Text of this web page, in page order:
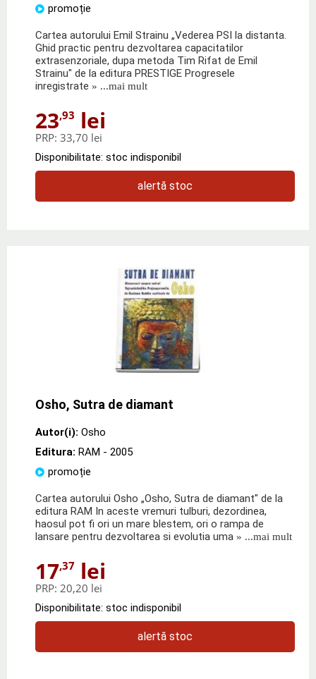
promoție
Cartea autorului Emil Strainu „Vederea PSI la distanta.
Ghid practic pentru dezvoltarea capacitatilor
extrasenzoriale, dupa metoda Tim Rifat de Emil
Strainu" de la editura PRESTIGE Progresele
inregistrate » ...mai mult
23,93 lei
PRP: 33,70 lei
Disponibilitate: stoc indisponibil
alertă stoc
Osho, Sutra de diamant
Autor(i): Osho
Editura: RAM - 2005
promoție
Cartea autorului Osho „Osho, Sutra de diamant" de la
editura RAM In aceste vremuri tulburi, dezordinea,
haosul pot fi ori un mare blestem, ori o rampa de
lansare pentru dezvoltarea si evolutia uma » ...mai mult
17,37 lei
PRP: 20,20 lei
Disponibilitate: stoc indisponibil
alertă stoc